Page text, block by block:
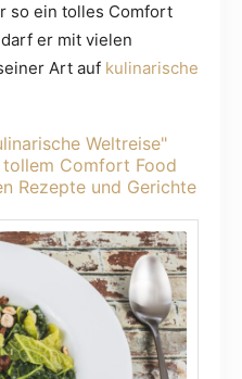
so ein tolles Comfort
er mit vielen
Art auf kulinarische